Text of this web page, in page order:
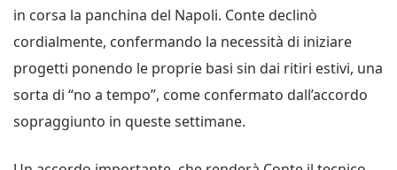
in corsa la panchina del Napoli. Conte declinò
cordialmente, confermando la necessità di iniziare
progetti ponendo le proprie basi sin dai ritiri estivi, una
sorta di “no a tempo”, come confermato dall’accordo
sopraggiunto in queste settimane.